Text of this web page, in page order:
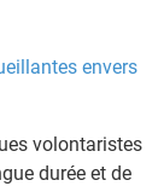
envers
volontaristes
durée et de